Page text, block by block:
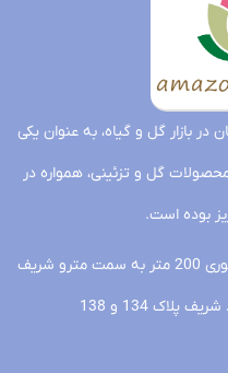
تجربه درخشان در بازار گل و گیاه، به عنوان یکی
گل و تزئینی، همواره در
بوده است.
: تهران – طرشت – چهارراه تیموری 200 متر به سمت مترو شریف
134 و 138